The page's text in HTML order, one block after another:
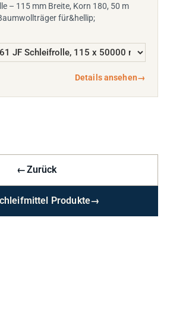
– 115 mm Breite, Korn 180, 50 m
für&hellip;
Details ansehen→
←Zurück
Produkte→